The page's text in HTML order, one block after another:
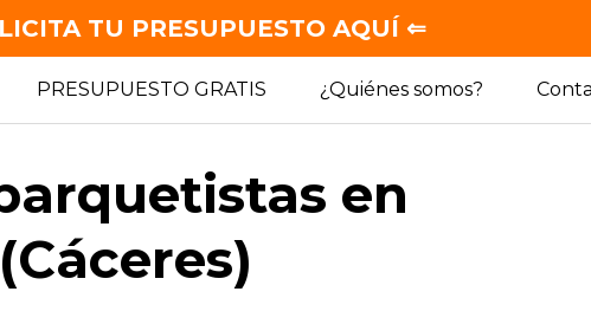
PRESUPUESTO GRATIS ¿Quiénes somos?
en
TU PRESUPUESTO AQUÍ ⇐